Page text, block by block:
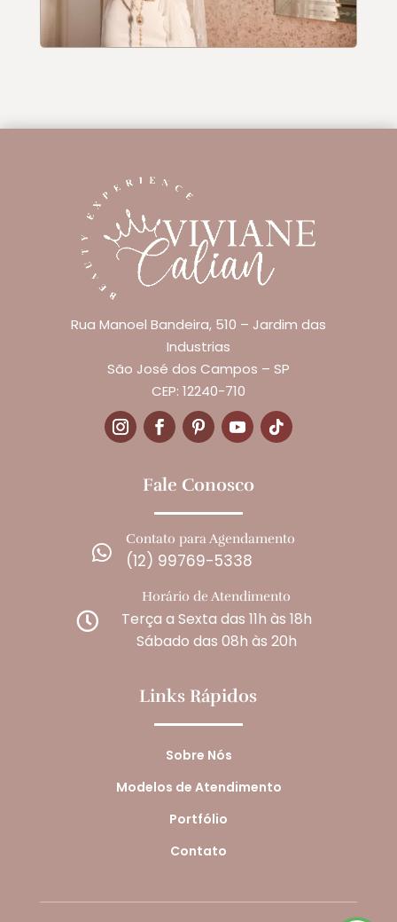
Rua Manoel Bandeira, 510 – Jardim das
Industrias
São José dos Campos – SP
CEP: 12240-710
Fale Conosco

Contato para Agendamento
(12) 99769-5338

Horário de Atendimento
Terça a Sexta das 11h às 18h
Sábado das 08h às 20h
Links Rápidos
Sobre Nós
Modelos de Atendimento
Portfólio
Contato